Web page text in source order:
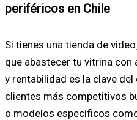
periféricos en Chile
Si tienes una tienda de
que abastecer tu vitrina
y rentabilidad es la clave
clientes más competitivos
o modelos específicos